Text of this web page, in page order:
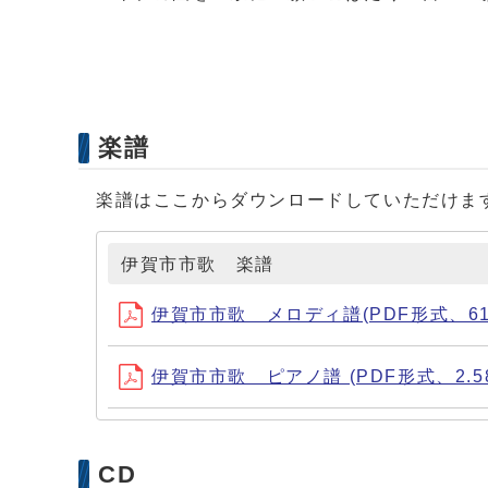
楽譜
楽譜はここからダウンロードしていただけま
伊賀市市歌 楽譜
伊賀市市歌 メロディ譜(PDF形式、
伊賀市市歌 ピアノ譜 (PDF形式、
CD